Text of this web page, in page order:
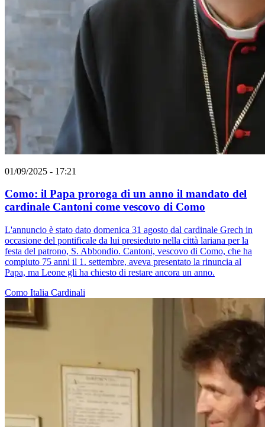
01/09/2025 - 17:21
Como: il Papa proroga di un anno il mandato del
cardinale Cantoni come vescovo di Como
L'annuncio è stato dato domenica 31 agosto dal cardinale Grech in
occasione del pontificale da lui presieduto nella città lariana per la
festa del patrono, S. Abbondio. Cantoni, vescovo di Como, che ha
compiuto 75 anni il 1. settembre, aveva presentato la rinuncia al
Papa, ma Leone gli ha chiesto di restare ancora un anno.
Como Italia Cardinali